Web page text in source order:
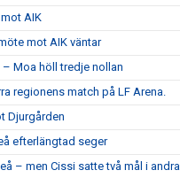
AIK
mot AIK väntar
Moa höll tredje nollan
regionens match på LF Arena.
Djurgården
efterlängtad seger
– men Cissi satte två mål i andra